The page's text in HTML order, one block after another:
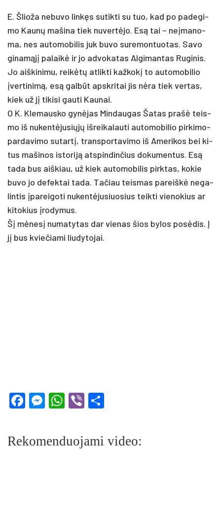
E. Šlio­ža ne­bu­vo linkęs su­tik­ti su tuo, kad po pa­de­gi­
mo Kaunų ma­ši­na tiek nu­vertė­jo. Esą tai – ne­įma­no­
ma, nes au­to­mo­bi­lis juk bu­vo su­re­mon­tuo­tas. Sa­vo
gi­namąjį pa­laikė ir jo ad­vo­ka­tas Al­gi­man­tas Ru­gi­nis.
Jo aiš­ki­ni­mu, reikėtų at­likti kaž­kokį to au­to­mo­bi­lio
įver­ti­nimą, esą galbūt ap­skri­tai jis nėra tiek ver­tas,
kiek už jį ti­ki­si gau­ti Kau­nai.
O K. Kle­maus­ko gynė­jas Min­dau­gas Ša­tas pra­šė teis­
mo iš nu­kentė­ju­siųjų iš­rei­ka­lau­ti au­to­mo­bi­lio pir­ki­mo-
par­da­vi­mo su­tartį, trans­por­ta­vi­mo iš Ame­ri­kos bei ki­
tus ma­ši­nos is­to­riją at­spin­din­čius do­ku­men­tus. Esą
ta­da bus aiš­kiau, už kiek au­to­mo­bi­lis pirk­tas, ko­kie
bu­vo jo de­fek­tai ta­da. Ta­čiau teis­mas pa­reiškė ne­ga­
lin­tis įpa­rei­go­ti nu­kentė­ju­siuo­sius teik­ti vie­no­kius ar
ki­to­kius įro­dy­mus.
Šį mėnesį nu­ma­ty­tas dar vie­nas šios by­los po­sėdis. Į
jį bus kvie­čia­mi liu­dy­to­jai.
Facebook
Messenger
WhatsApp
Viber
Rekomenduojami video: